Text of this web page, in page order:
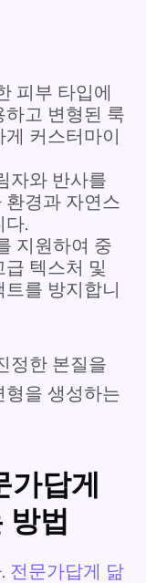
피부 타입에
고 변형된 룩
커스터마이
자와 반사를
환경과 자연스
다.
지원하여 중
텍스처 및
를 방지합니
정한 본질을
을 생성하는
가답게
방법
전문가답게 닮